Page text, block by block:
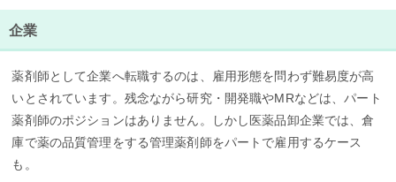
企業
薬剤師として企業へ転職するのは、雇用形態を問わず難易度が高
いとされています。残念ながら研究・開発職やMRなどは、パート
薬剤師のポジションはありません。しかし医薬品卸企業では、倉
庫で薬の品質管理をする管理薬剤師をパートで雇用するケース
も。